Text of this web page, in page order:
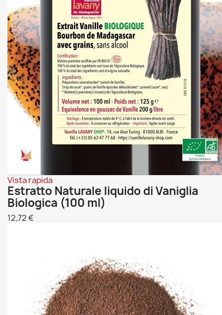
Vista rapida
Estratto Naturale liquido di Vaniglia
Biologica (100 ml)
12,72 €